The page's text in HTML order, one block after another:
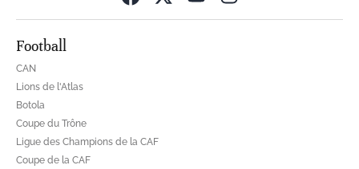
Football
CAN
Lions de l'Atlas
Botola
Coupe du Trône
Ligue des Champions de la CAF
Coupe de la CAF